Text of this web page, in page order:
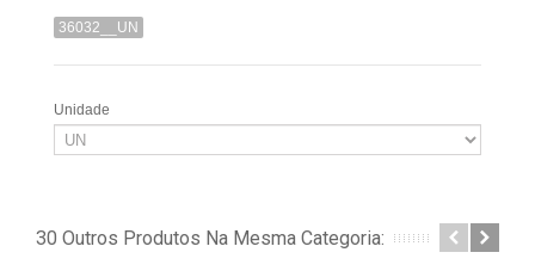
36032__UN
Unidade
30 Outros Produtos Na Mesma Categoria: